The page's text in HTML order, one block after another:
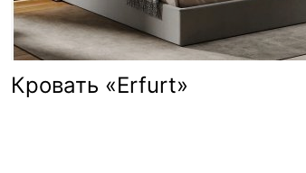
Кровать «Erfurt»